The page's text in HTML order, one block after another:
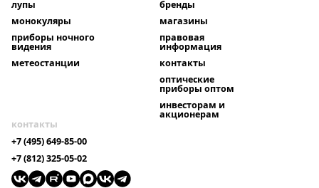
лупы
монокуляры
приборы ночного
видения
метеостанции
бренды
магазины
правовая
информация
контакты
оптические
приборы оптом
инвесторам и
акционерам
контакты
+7 (495) 649-85-00
+7 (812) 325-05-02